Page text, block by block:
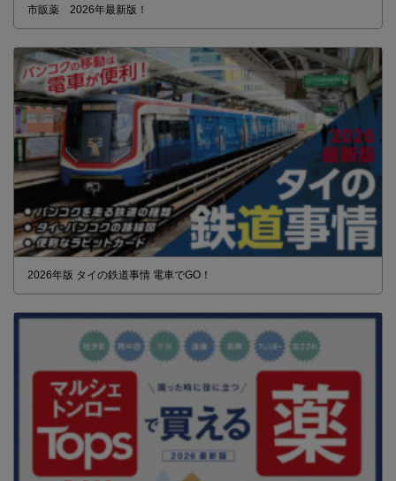
市販薬 2026年最新版！
2026年版 タイの鉄道事情 電車でGO！